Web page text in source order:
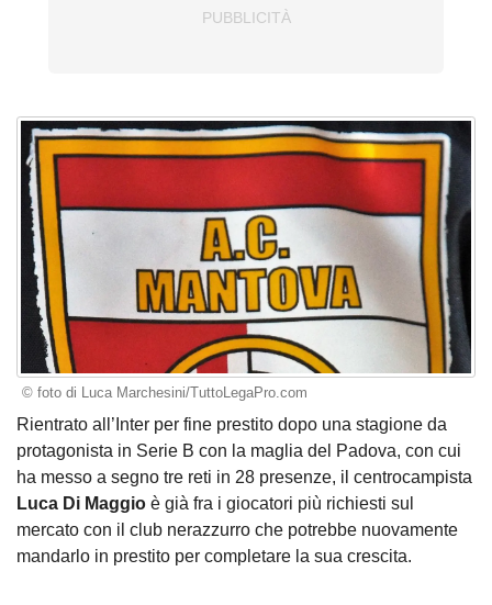
© foto di Luca Marchesini/TuttoLegaPro.com
Rientrato all’Inter per fine prestito dopo una stagione da
protagonista in Serie B con la maglia del Padova, con cui
ha messo a segno tre reti in 28 presenze, il centrocampista
Luca Di Maggio è già fra i giocatori più richiesti sul
mercato con il club nerazzurro che potrebbe nuovamente
mandarlo in prestito per completare la sua crescita.